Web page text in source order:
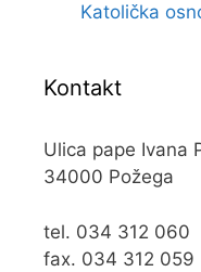
Katolička
Kontakt
Ulica pape Ivana
34000 Požega
tel. 034 312 060
fax. 034 312 059